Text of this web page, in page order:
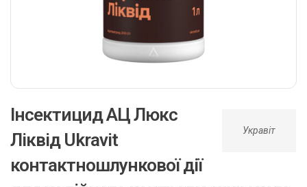
Укравіт
Інсектицид АЦ Люкс
Ліквід Ukravit
контактношлункової дії